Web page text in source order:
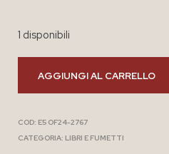
1 disponibili
AGGIUNGI AL CARRELLO
COD: E5 OF24-2767
CATEGORIA: LIBRI E FUMETTI